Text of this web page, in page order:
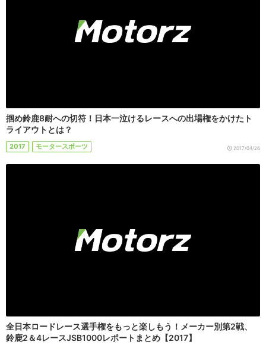
掴め鈴鹿8耐への切符！日本一泣けるレースへの出場権をかけたト
ライアウトとは？
2017 モータースポーツ 2017/04/26
全日本ロードレース選手権をもっと楽しもう！メーカー別第2戦、
鈴鹿2＆4レースJSB1000レポートまとめ【2017】